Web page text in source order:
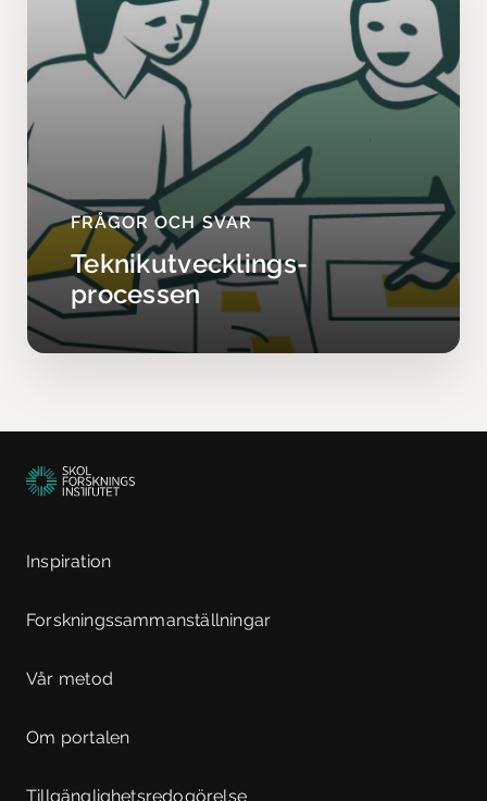
FRÅGOR OCH SVAR
Teknikutvecklings­
processen
Inspiration
Forskningssammanställningar
Vår metod
Om portalen
Tillgänglighetsredogörelse